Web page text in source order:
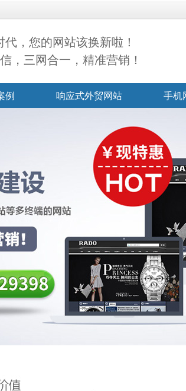
，您的网站该换新啦！
，三网合一，精准营销！
例 响应式外贸网站 手机